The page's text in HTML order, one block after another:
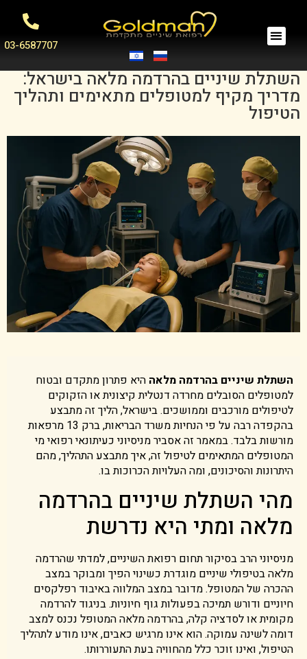
03-6587707
השתלת שיניים בהרדמה מלאה בישראל:
מדריך מקיף למטופלים מתאימים ותהליך
הטיפול
השתלת שיניים בהרדמה מלאה היא פתרון מתקדם ובטוח
למטופלים הסובלים מחרדה דנטלית קיצונית או הזקוקים
לטיפולים מורכבים וממושכים. בישראל, הליך זה מתבצע
בהקפדה רבה על פי הנחיות משרד הבריאות, ברק 13 מרפאות
מורשות בלבד. במאמר זה אסביר מניסיוני כעיתונאי רפואי מי
המטופלים המתאימים לטיפול זה, איך מתבצע התהליך, מהם
היתרונות והסיכונים, ומה העלויות הכרוכות בו.
מהי השתלת שיניים בהרדמה
מלאה ומתי היא נדרשת
מניסיוני הרב בסיקור תחום רפואת השיניים, למדתי שהרדמה
מלאה בטיפולי שיניים מוגדרת כשינוי הפיך ומבוקר במצב
ההכרה של המטופל. מדובר במצב המלווה באיבוד רפלקסים
חיוניים ודורש תמיכה בפעולות גוף חיוניות. בניגוד להרדמה
מקומית או לסדציה קלה, בהרדמה מלאה המטופל נכנס למצב
דומה לשינה עמוקה. הוא אינו מרגיש כאבים, אינו מודע לתהליך
הטיפול, ואינו זוכר כלל מהחוויה בעת התעוררותו.